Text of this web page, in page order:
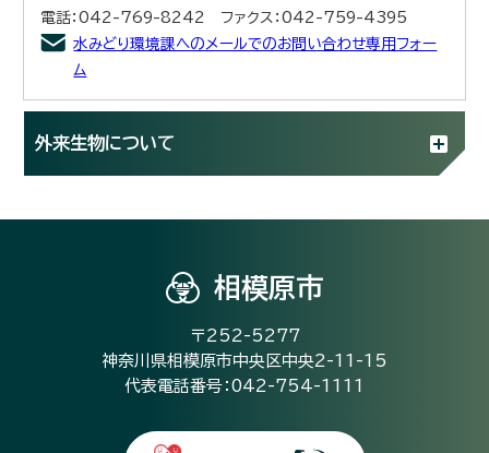
電話：042-769-8242 ファクス：042-759-4395
水みどり環境課へのメールでのお問い合わせ専用フォー
ム
外来生物について
相模原市
〒252-5277
神奈川県相模原市中央区中央2-11-15
代表電話番号：042-754-1111